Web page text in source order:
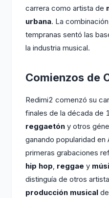
carrera como artista de
urbana. La
tempranas sentó las
la industria musical.
Comienzos de
Redimi2 comenzó su
finales de la década de
reggaetón y otros
ganando popularidad en
primeras grabaciones
hip hop, reggae y
distinguía de otros
producción musical